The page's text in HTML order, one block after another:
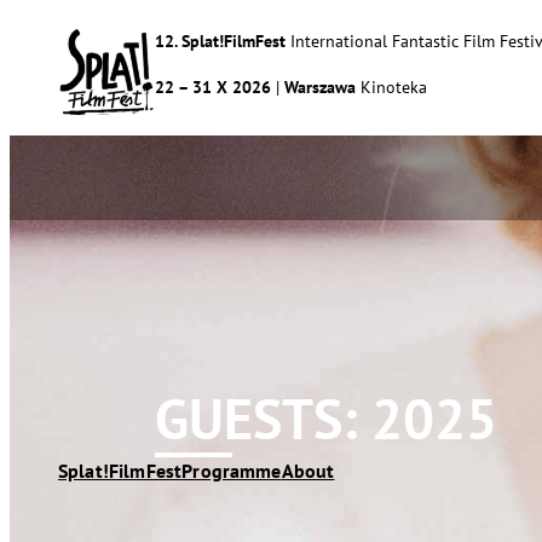
12. Splat!FilmFest International Fantastic Film
22 – 31 X 2026 | Warszawa Kinoteka
Splat!FilmFestProgrammeAbout
GUESTS: 2025